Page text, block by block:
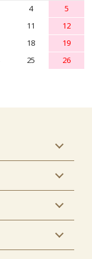
4
5
11
12
18
19
25
26